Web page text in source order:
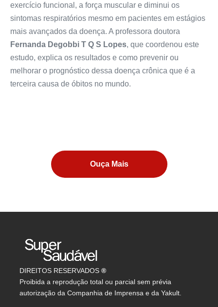
exercício funcional, a força muscular e diminui os
sintomas respiratórios mesmo em pacientes em estágios
mais avançados da doença. A professora doutora
Fernanda Degobbi T Q S Lopes, que coordenou este
estudo, explica os resultados e como prevenir ou
melhorar o prognóstico dessa doença crônica que é a
terceira causa de óbitos no mundo.
Ouça Mais
DIREITOS RESERVADOS ®
Proibida a reprodução total ou parcial sem prévia
autorização da Companhia de Imprensa e da Yakult.